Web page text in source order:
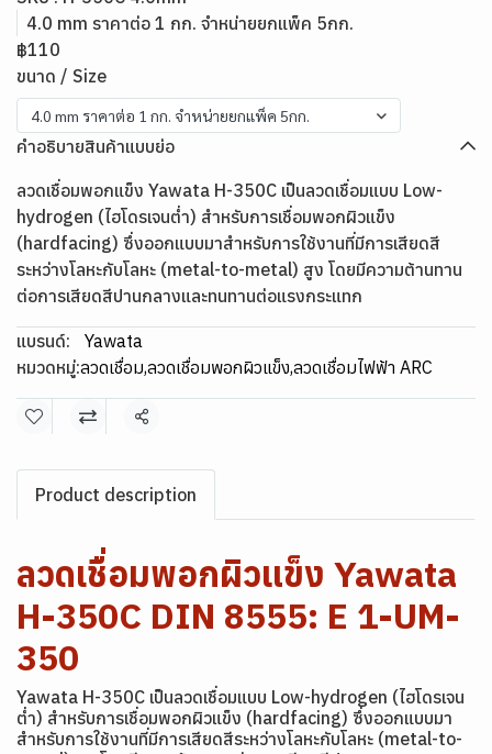
4.0 mm ราคาต่อ 1 กก. จำหน่ายยกแพ็ค 5กก.
฿110
ขนาด / Size
4.0 mm ราคาต่อ 1 กก. จำหน่ายยกแพ็ค 5กก.
คำอธิบายสินค้าแบบย่อ
ลวดเชื่อมพอกแข็ง Yawata H-350C เป็นลวดเชื่อมแบบ Low-
hydrogen (ไฮโดรเจนต่ำ) สำหรับการเชื่อมพอกผิวแข็ง
(hardfacing) ซึ่งออกแบบมาสำหรับการใช้งานที่มีการเสียดสี
ระหว่างโลหะกับโลหะ (metal-to-metal) สูง โดยมีความต้านทาน
ต่อการเสียดสีปานกลางและทนทานต่อแรงกระแทก
แบรนด์:
Yawata
หมวดหมู่:ลวดเชื่อม,ลวดเชื่อมพอกผิวแข็ง,ลวดเชื่อมไฟฟ้า ARC
แชร์
Product description
ลวดเชื่อมพอกผิวแข็ง Yawata
H-350C DIN 8555: E 1-UM-
350
Yawata H-350C เป็นลวดเชื่อมแบบ Low-hydrogen (ไฮโดรเจน
ต่ำ) สำหรับการเชื่อมพอกผิวแข็ง (hardfacing) ซึ่งออกแบบมา
สำหรับการใช้งานที่มีการเสียดสีระหว่างโลหะกับโลหะ (metal-to-